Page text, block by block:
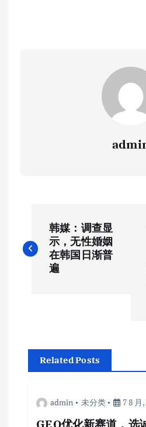
章
韩媒：调查显
示，无性婚姻
在韩国日渐普
遍
Related Posts
admin 未分类 7 8 月
GEO优化新赛道，选